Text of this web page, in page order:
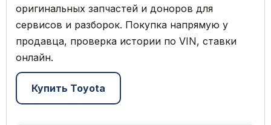
оригинальных запчастей и доноров для
сервисов и разборок. Покупка напрямую у
продавца, проверка истории по VIN, ставки
онлайн.
Купить Toyota